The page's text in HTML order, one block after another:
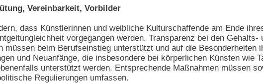
Vereinbarkeit, Vorbilder
dass Künstlerinnen und weibliche Kulturschaffende am Ende
vorgegangen werden. Transparenz bei den
müssen beim Berufseinstieg unterstützt und auf die Besonderheiten
und Neuanfänge, die insbesondere bei körperlichen Künsten wie
unterstützt werden. Entsprechende Maßnahmen müssen
Regulierungen umfassen.